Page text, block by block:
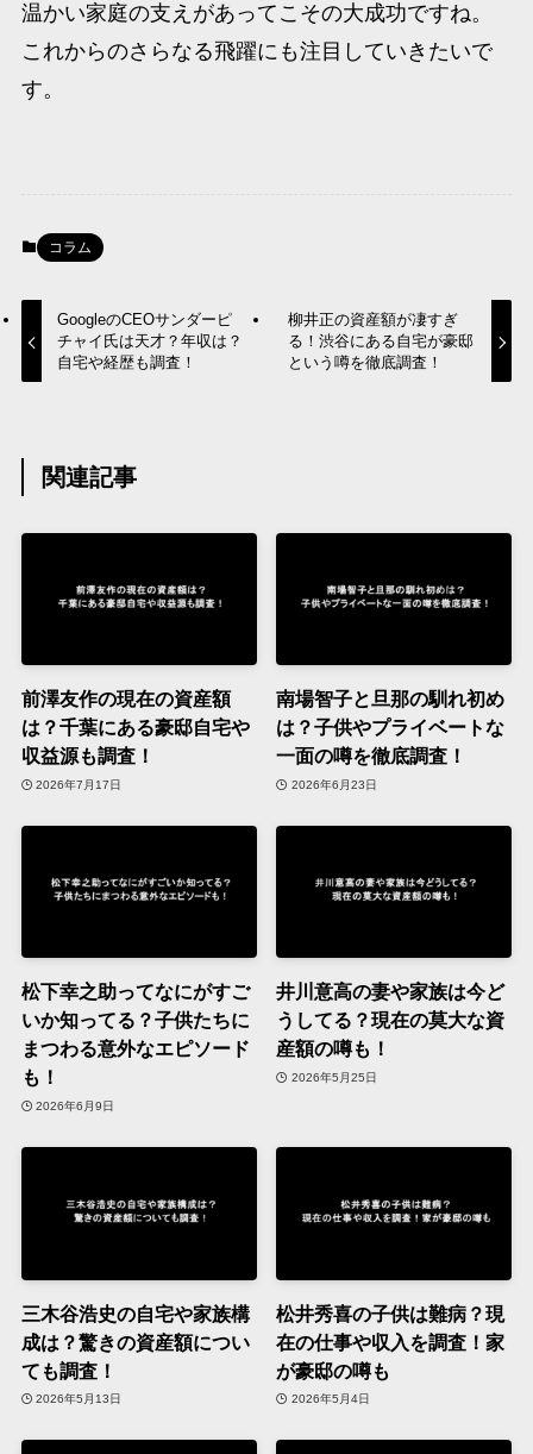
温かい家庭の支えがあってこその大成功ですね。
これからのさらなる飛躍にも注目していきたいで
す。
コラム
GoogleのCEOサンダーピ
チャイ氏は天才？年収は？
自宅や経歴も調査！
柳井正の資産額が凄すぎ
る！渋谷にある自宅が豪邸
という噂を徹底調査！
関連記事
前澤友作の現在の資産額
は？千葉にある豪邸自宅や
収益源も調査！
2026年7月17日
南場智子と旦那の馴れ初め
は？子供やプライベートな
一面の噂を徹底調査！
2026年6月23日
松下幸之助ってなにがすご
いか知ってる？子供たちに
まつわる意外なエピソード
も！
2026年6月9日
井川意高の妻や家族は今ど
うしてる？現在の莫大な資
産額の噂も！
2026年5月25日
三木谷浩史の自宅や家族構
成は？驚きの資産額につい
ても調査！
2026年5月13日
松井秀喜の子供は難病？現
在の仕事や収入を調査！家
が豪邸の噂も
2026年5月4日